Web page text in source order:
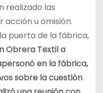
realizado las
acción u omisión.
puerta de la fábrica,
Obrera Textil a
en la fábrica,
sobre la cuestión